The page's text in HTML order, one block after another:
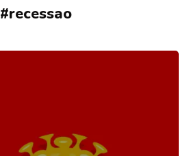
#recessao